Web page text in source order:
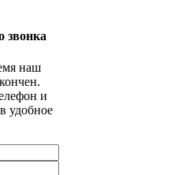
звонка
наш
и
удобное